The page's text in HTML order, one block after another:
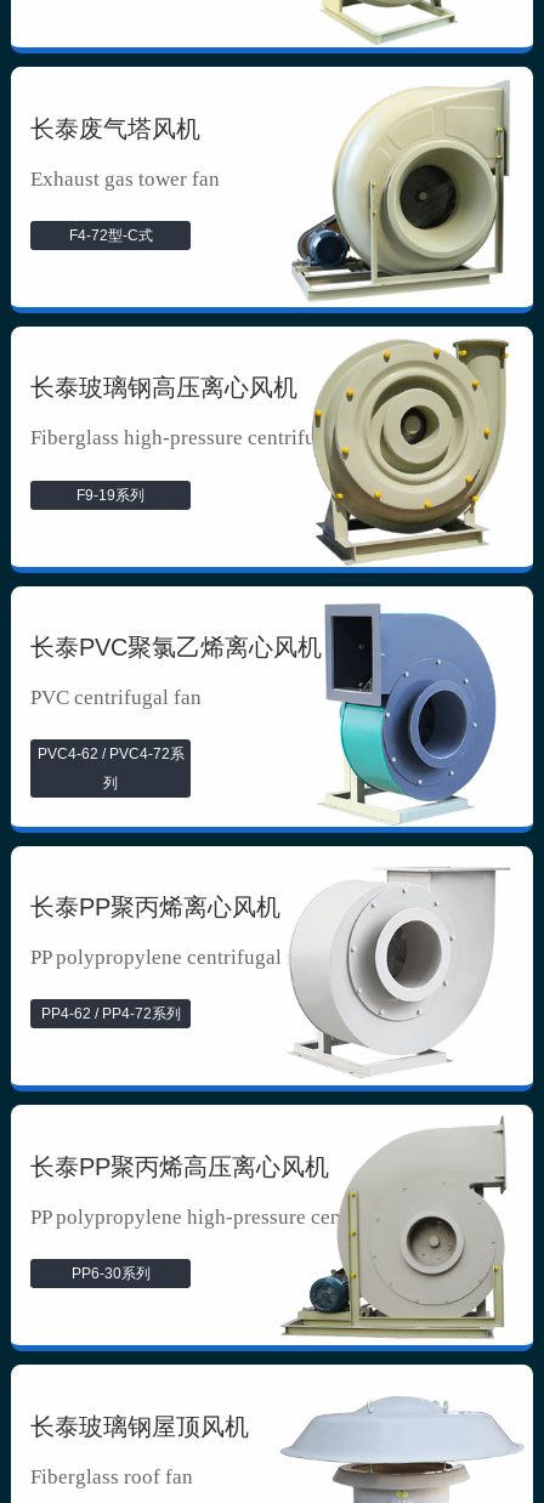
长泰废气塔风机
Exhaust gas tower fan
F4-72型-C式
长泰玻璃钢高压离心风机
Fiberglass high-pressure centrifuga...
F9-19系列
长泰PVC聚氯乙烯离心风机
PVC centrifugal fan
PVC4-62 / PVC4-72系
列
长泰PP聚丙烯离心风机
PP polypropylene centrifugal fan
PP4-62 / PP4-72系列
长泰PP聚丙烯高压离心风机
PP polypropylene high-pressure cen...
PP6-30系列
长泰玻璃钢屋顶风机
Fiberglass roof fan